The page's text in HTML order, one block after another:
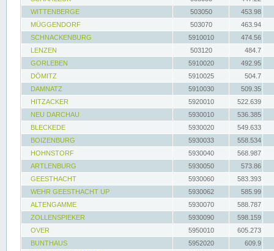
WITTENBERGE
503050
453.98
MÜGGENDORF
503070
463.94
SCHNACKENBURG
5910010
474.56
LENZEN
503120
484.7
GORLEBEN
5910020
492.95
DÖMITZ
5910025
504.7
DAMNATZ
5910030
509.35
HITZACKER
5920010
522.639
NEU DARCHAU
5930010
536.385
BLECKEDE
5930020
549.633
BOIZENBURG
5930033
558.534
HOHNSTORF
5930040
568.987
ARTLENBURG
5930050
573.86
GEESTHACHT
5930060
583.393
WEHR GEESTHACHT UP
5930062
585.99
ALTENGAMME
5930070
588.787
ZOLLENSPIEKER
5930090
598.159
OVER
5950010
605.273
BUNTHAUS
5952020
609.9